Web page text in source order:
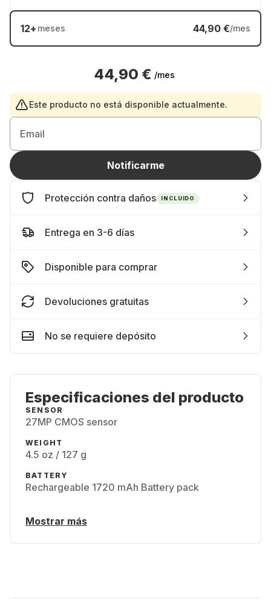
12+ meses 44,90 €/mes
44,90 € /mes
Este producto no está disponible actualmente.
Email
Notificarme
Protección contra daños INCLUIDO
Entrega en 3-6 días
Disponible para comprar
Devoluciones gratuitas
No se requiere depósito
Especificaciones del producto
SENSOR
27MP CMOS sensor
WEIGHT
4.5 oz / 127 g
BATTERY
Rechargeable 1720 mAh Battery pack
Mostrar más